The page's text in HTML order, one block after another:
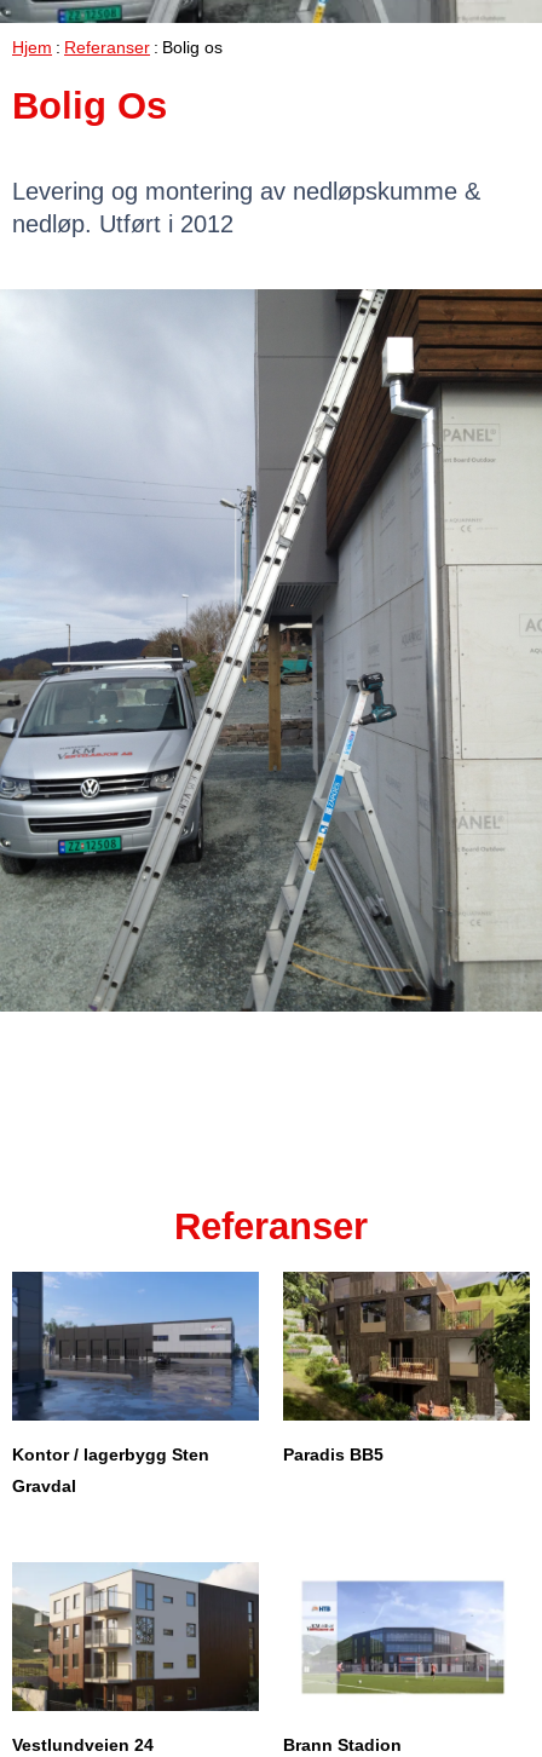
Hjem Referanser Bolig os
Bolig Os
Levering og montering av nedløpskumme &
nedløp. Utført i 2012
Referanser
Kontor / lagerbygg Sten
Gravdal
Paradis BB5
Vestlundveien 24 Brann Stadion